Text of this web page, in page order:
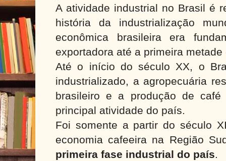
A atividade industrial no Brasil é
história da industrialização
econômica brasileira era
exportadora até a primeira
Até o início do século XX, o
industrializado, a agropecuária
brasileiro e a produção de
principal atividade do país.
Foi somente a partir do século
economia cafeeira na Região
primeira fase industrial do país.